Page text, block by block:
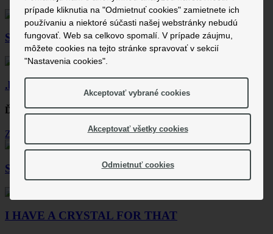
20,99 €
Simple wolf
20,99 €
.be cool
Ďalšie produkty dizajnéraM.O.N.M.O
Zobraziť viac
21,99 €
Sebaláska
I HAVE A CRYSTAL FOR THAT
prípade kliknutia na "Odmietnuť cookies" zamietnete ich
používaniu a niektoré súčasti našej webstránky nebudú
fungovať. Web sa celkovo spomalí. V prípade záujmu,
môžete cookies na tejto stránke spravovať v sekcií
"Nastavenia cookies".
Akceptovať vybrané cookies
Akceptovať všetky cookies
Odmietnuť cookies